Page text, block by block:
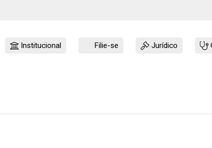
Institucional Filie-se Jurídico